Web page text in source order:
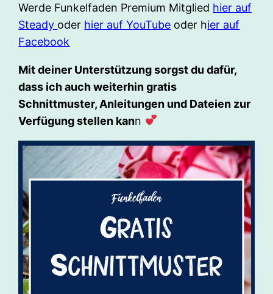
Werde Funkelfaden Premium Mitglied hier auf
Steady oder hier auf YouTube oder hier auf
Facebook
Mit deiner Unterstützung sorgst du dafür,
dass ich auch weiterhin gratis
Schnittmuster, Anleitungen und Dateien zur
Verfügung stellen kann